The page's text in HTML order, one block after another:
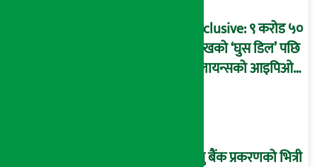
आरोप !
Exclusive: ९ करोड ५०
लाखको ‘घुस डिल’ पछि
रिलायन्सको आइपिओ
प्रभु बैंक प्रकरणको भित्री